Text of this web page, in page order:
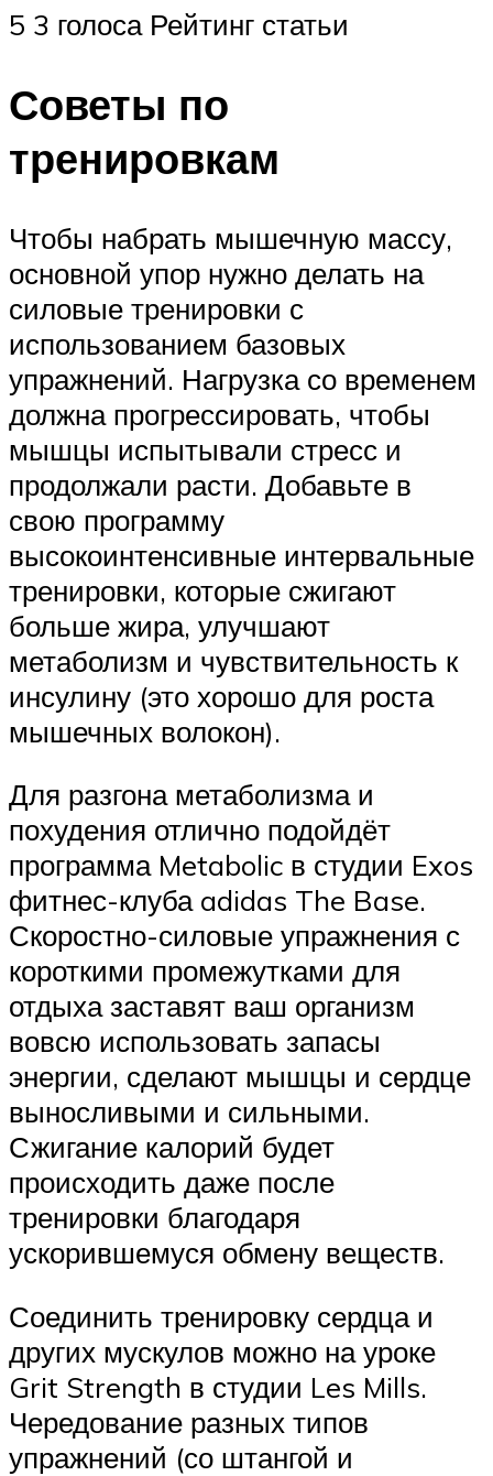
5 3 голоса Рейтинг статьи
Советы по
тренировкам
Чтобы набрать мышечную массу,
основной упор нужно делать на
силовые тренировки с
использованием базовых
упражнений. Нагрузка со временем
должна прогрессировать, чтобы
мышцы испытывали стресс и
продолжали расти. Добавьте в
свою программу
высокоинтенсивные интервальные
тренировки, которые сжигают
больше жира, улучшают
метаболизм и чувствительность к
инсулину (это хорошо для роста
мышечных волокон).
Для разгона метаболизма и
похудения отлично подойдёт
программа Metabolic в студии Exos
фитнес-клуба adidas The Base.
Скоростно-силовые упражнения с
короткими промежутками для
отдыха заставят ваш организм
вовсю использовать запасы
энергии, сделают мышцы и сердце
выносливыми и сильными.
Сжигание калорий будет
происходить даже после
тренировки благодаря
ускорившемуся обмену веществ.
Соединить тренировку сердца и
других мускулов можно на уроке
Grit Strength в студии Les Mills.
Чередование разных типов
упражнений (со штангой и